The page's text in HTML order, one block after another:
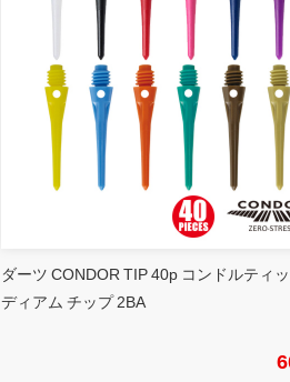
ダーツ CONDOR TIP 40p コンドルティッ
ディアム チップ 2BA